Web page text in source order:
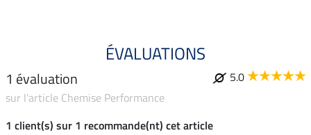
ÉVALUATIONS
1 évaluation
5.0
sur l'article Chemise Performance
1 client(s) sur 1 recommande(nt) cet article